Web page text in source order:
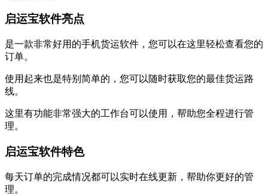
启运宝软件亮点
是一款非常好用的手机货运软件，您可以在这里轻松查看您的
订单。
使用起来也是特别简单的，您可以随时获取您的最佳货运路
线。
这里有功能非常强大的工作台可以使用，帮助您全程进行管
理。
启运宝软件特色
每天订单的完成情况都可以实时在线更新，帮助你更好的管
理。